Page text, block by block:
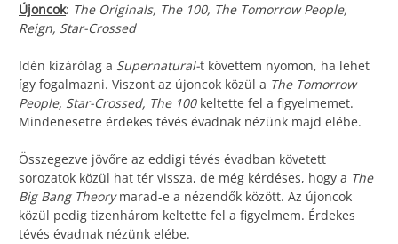
Újoncok: The Originals, The 100, The Tomorrow People,
Reign, Star-Crossed
Idén kizárólag a Supernatural-t követtem nyomon, ha lehet
így fogalmazni. Viszont az újoncok közül a The Tomorrow
People, Star-Crossed, The 100keltette fel a figyelmemet.
Mindenesetre érdekes tévés évadnak nézünk majd elébe.
Összegezve jövőre az eddigi tévés évadban követett
sorozatok közül hat tér vissza, de még kérdéses, hogy a The
Big Bang Theorymarad-e a nézendők között. Az újoncok
közül pedig tizenhárom keltette fel a figyelmem. Érdekes
tévés évadnak nézünk elébe.